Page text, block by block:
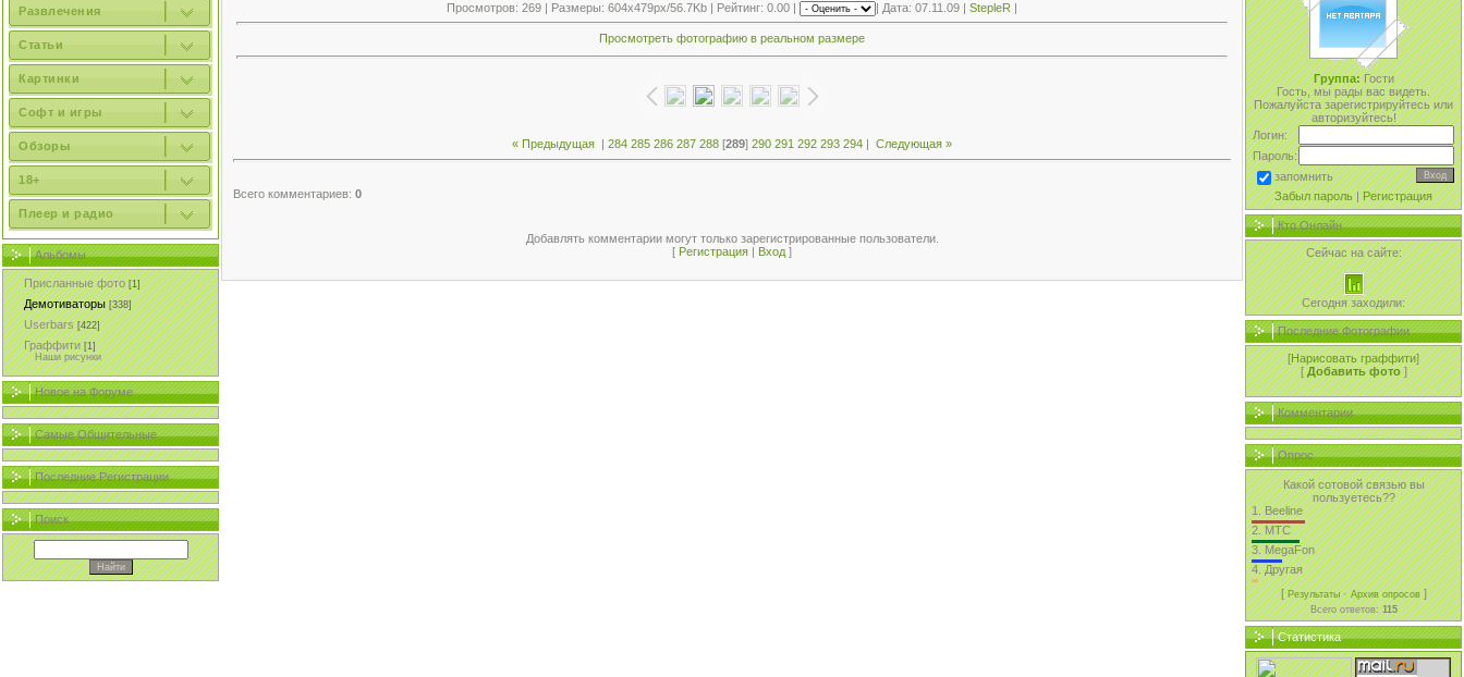
Развлечения
Статьи
Картинки
Софт и игры
Обзоры
18+
Плеер и радио
Альбомы
Присланные фото [1]
Демотиваторы [338]
Userbars [422]
Граффити [1]
Наши рисунки
Новое на Форуме
Самые Общительные
Последние Регистрации
Поиск
Просмотров: 269 | Размеры: 604x479px/56.7Kb | Рейтинг: 0.00 | | Дата: 07.11.09 | StepleR |
Просмотреть фотографию в реальном размере
« Предыдущая | 284 285 286 287 288 [289] 290 291 292 293 294 | Следующая »
Всего комментариев: 0
Добавлять комментарии могут только зарегистрированные пользователи.
[ Регистрация Вход ]
Группа:Гости
Гость, мы рады вас видеть.
Пожалуйста зарегистрируйтесь или
авторизуйтесь!
Логин:
Пароль:
запомнить
Забыл пароль|Регистрация
Кто Онлайн
Сейчас на сайте:
Сегодня заходили:
Последние Фотографии
[Нарисовать граффити]
[Добавить фото ]
Комментарии
Опрос
Какой сотовой связью вы
пользуетесь??
1.Beeline
2.MTC
3.MegaFon
4.Другая
[Результаты·Архив опросов]
Всего ответов:115
Статистика